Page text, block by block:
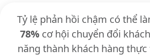
Tỷ lệ phản hồi chậm có thể
78% cơ hội chuyển đổi
năng thành khách hàng thực